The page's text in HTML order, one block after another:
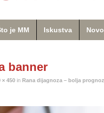
je MM Iskustva
banner
× 450 in Rana dijagnoza – bolja